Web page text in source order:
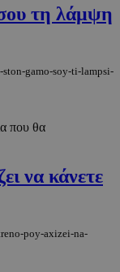
τη λάμψη
gamo-soy-ti-lampsi-
που θα
να κάνετε
poy-axizei-na-